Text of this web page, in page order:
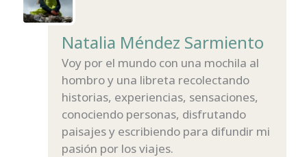
Natalia Méndez Sarmiento
Voy por el mundo con una mochila al
hombro y una libreta recolectando
historias, experiencias, sensaciones,
conociendo personas, disfrutando
paisajes y escribiendo para difundir mi
pasión por los viajes.